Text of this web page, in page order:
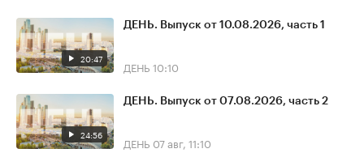
20:47
ДЕНЬ. Выпуск от 10.08.2026, часть 1
ДЕНЬ 10:10
24:56
ДЕНЬ. Выпуск от 07.08.2026, часть 2
ДЕНЬ 07 авг, 11:10